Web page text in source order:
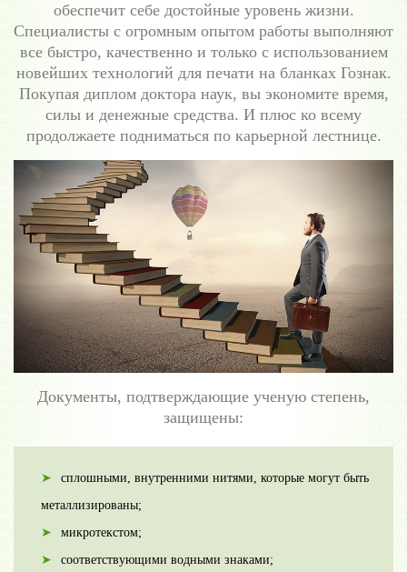
обеспечит себе достойные уровень жизни.
Специалисты с огромным опытом работы выполняют
все быстро, качественно и только с использованием
новейших технологий для печати на бланках Гознак.
Покупая диплом доктора наук, вы экономите время,
силы и денежные средства. И плюс ко всему
продолжаете подниматься по карьерной лестнице.
Документы, подтверждающие ученую степень,
защищены:
сплошными, внутренними нитями, которые могут быть
металлизированы;
микротекстом;
соответствующими водными знаками;